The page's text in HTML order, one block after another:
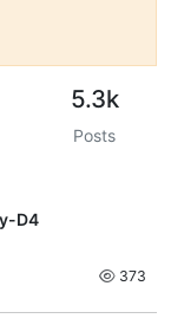
5.3k
Posts
D4
373